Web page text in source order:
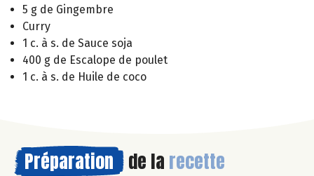
5 g de Gingembre
Curry
1 c. à s. de Sauce soja
400 g de Escalope de poulet
1 c. à s. de Huile de coco
Préparation de la recette